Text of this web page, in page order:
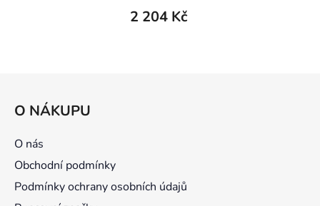
2 204 Kč
O NÁKUPU
O nás
Obchodní podmínky
Podmínky ochrany osobních údajů